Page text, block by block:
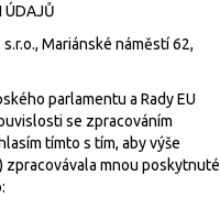
ÚDAJŮ
Mariánské náměstí 62,
parlamentu a Rady EU
se zpracováním
tímto s tím, aby výše
zpracovávala mnou poskytnuté